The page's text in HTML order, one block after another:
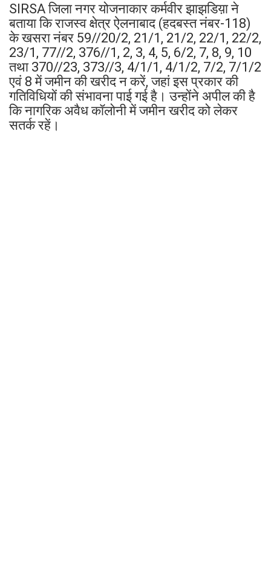
SIRSA जिला नगर योजनाकार कर्मवीर झाझडिय़ा ने
बताया कि राजस्व क्षेत्र ऐलनाबाद (हदबस्त नंबर-118)
के खसरा नंबर 59//20/2, 21/1, 21/2, 22/1, 22/2,
23/1, 77//2, 376//1, 2, 3, 4, 5, 6/2, 7, 8, 9, 10
तथा 370//23, 373//3, 4/1/1, 4/1/2, 7/2, 7/1/2
एवं 8 में जमीन की खरीद न करें, जहां इस प्रकार की
गतिविधियों की संभावना पाई गई है। उन्होंने अपील की है
कि नागरिक अवैध कॉलोनी में जमीन खरीद को लेकर
सतर्क रहें।